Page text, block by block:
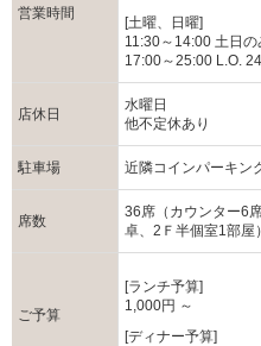
営業時間
[土曜、日曜]
11:30～14:00 土日の
17:00～25:00 L.O.
店休日
水曜日
他不定休あり
駐車場 近隣コインパーキン
席数
36席（カウンター6
卓、2Ｆ半個室1部屋）
ご予算
[ランチ予算]
1,000円 ～
[ディナー予算]